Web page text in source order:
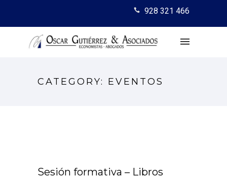
928 321 466
CATEGORY: EVENTOS
Sesión formativa – Libros